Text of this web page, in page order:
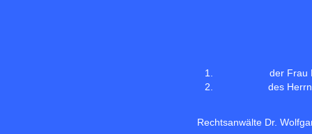
1.
der Frau
2.
des
Rechtsanwälte Dr.